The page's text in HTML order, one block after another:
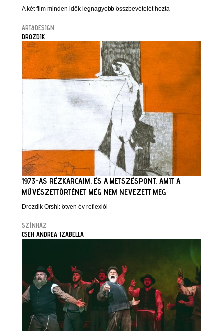
A két film minden idők legnagyobb összbevételét hozta
ART&DESIGN
DROZDIK
1973-AS RÉZKARCAIM, ÉS A METSZÉSPONT, AMIT A
MŰVÉSZETTÖRTÉNET MÉG NEM NEVEZETT MEG
Drozdik Orshi: ötven év reflexiói
SZÍNHÁZ
CSEH ANDREA IZABELLA